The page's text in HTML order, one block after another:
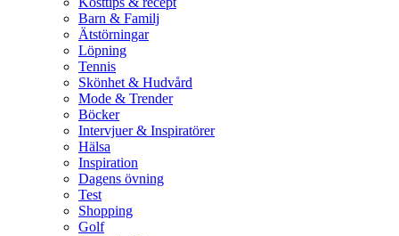
Barn & Familj
Ätstörningar
Löpning
Tennis
Skönhet & Hudvård
Mode & Trender
Böcker
Intervjuer & Inspiratörer
Hälsa
Inspiration
Dagens övning
Test
Shopping
Golf